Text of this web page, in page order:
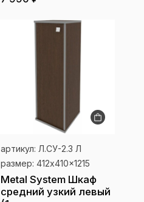
артикул: Л.СУ-2.3 Л
размер: 412x410x1215
Metal System Шкаф
средний узкий левый